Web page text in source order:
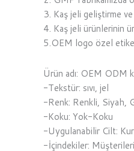
3. Kaş jeli geliştirme
4. Kaş jeli ürünlerinin
5.OEM logo özel
Ürün adı: OEM ODM
-Tekstür: sıvı, jel
-Renk: Renkli, Siyah,
-Koku: Yok-Koku
-Uygulanabilir Cilt:
-İçindekiler: